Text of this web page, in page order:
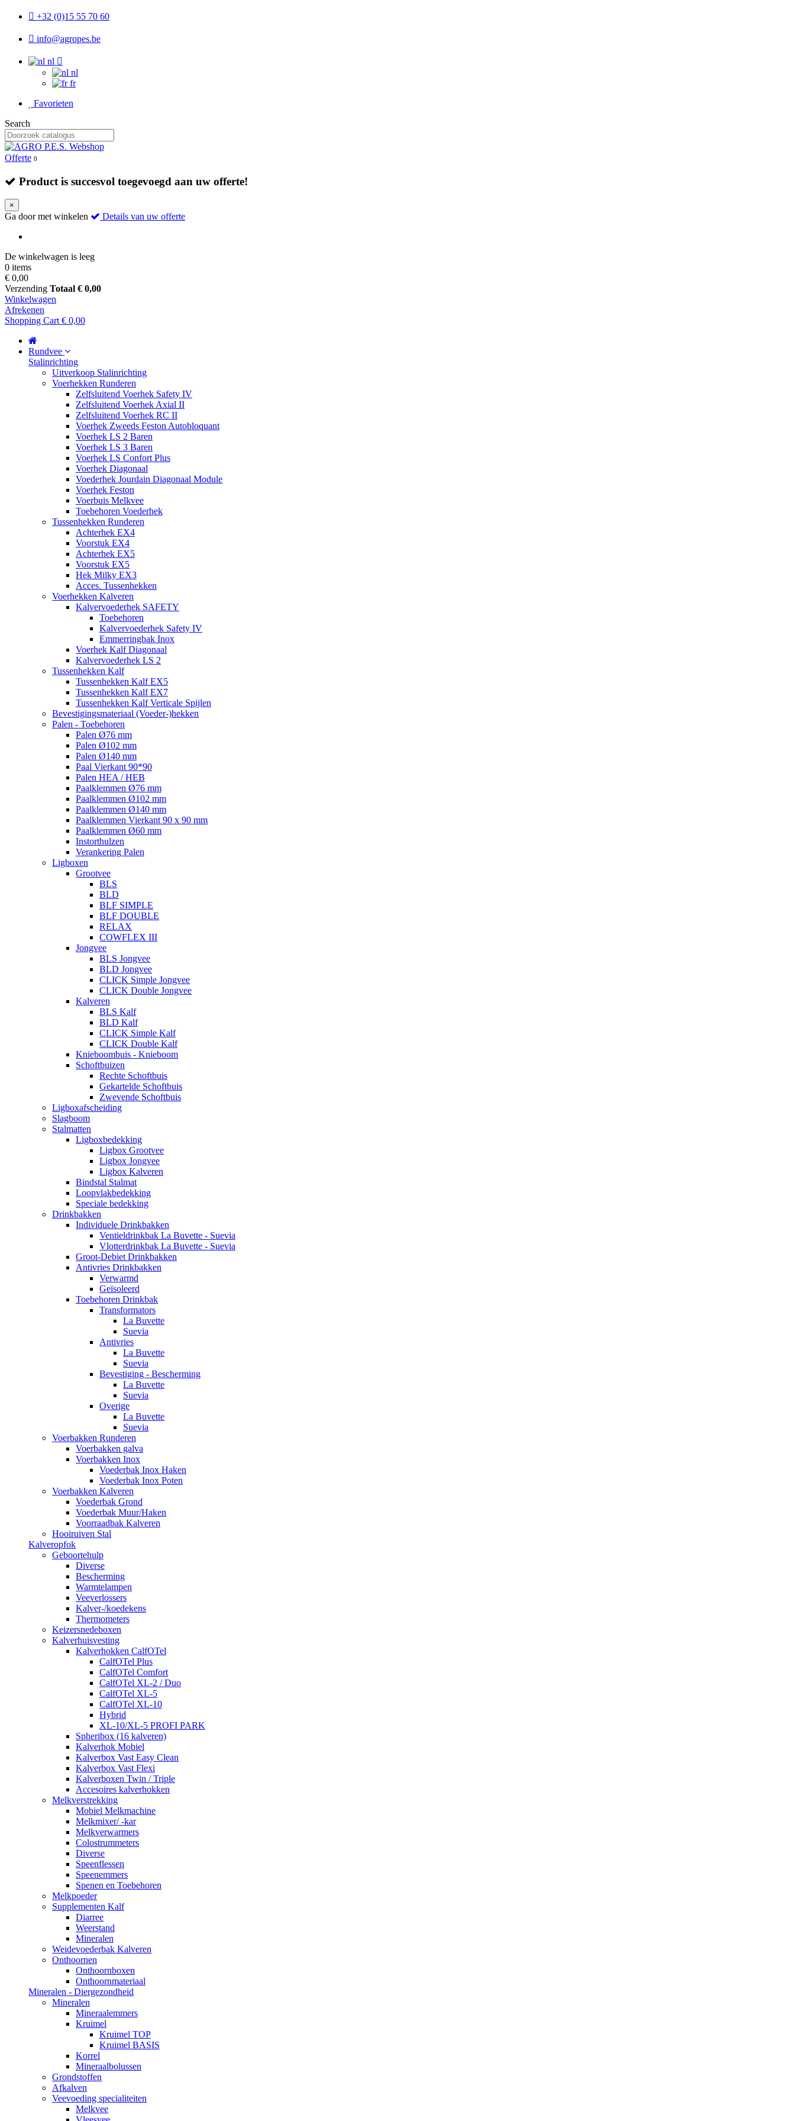
+32 (0)15 55 70 60
info@agropes.be
nl
nl
fr
Favorieten
Search
Offerte 0
Product is succesvol toegevoegd aan uw offerte!
×
Ga door met winkelen Details van uw offerte
De winkelwagen is leeg
0 items
€ 0,00
Verzending Totaal € 0,00
Winkelwagen
Afrekenen
Shopping Cart € 0,00
Rundvee
Stalinrichting
Uitverkoop Stalinrichting
Voerhekken Runderen
Zelfsluitend Voerhek Safety IV
Zelfsluitend Voerhek Axial II
Zelfsluitend Voerhek RC II
Voerhek Zweeds Feston Autobloquant
Voerhek LS 2 Baren
Voerhek LS 3 Baren
Voerhek LS Confort Plus
Voerhek Diagonaal
Voederhek Jourdain Diagonaal Module
Voerhek Feston
Voerbuis Melkvee
Toebehoren Voederhek
Tussenhekken Runderen
Achterhek EX4
Voorstuk EX4
Achterhek EX5
Voorstuk EX5
Hek Milky EX3
Acces. Tussenhekken
Voerhekken Kalveren
Kalvervoederhek SAFETY
Toebehoren
Kalvervoederhek Safety IV
Emmerringbak Inox
Voerhek Kalf Diagonaal
Kalvervoederhek LS 2
Tussenhekken Kalf
Tussenhekken Kalf EX5
Tussenhekken Kalf EX7
Tussenhekken Kalf Verticale Spijlen
Bevestigingsmateriaal (Voeder-)hekken
Palen - Toebehoren
Palen Ø76 mm
Palen Ø102 mm
Palen Ø140 mm
Paal Vierkant 90*90
Palen HEA / HEB
Paalklemmen Ø76 mm
Paalklemmen Ø102 mm
Paalklemmen Ø140 mm
Paalklemmen Vierkant 90 x 90 mm
Paalklemmen Ø60 mm
Instorthulzen
Verankering Palen
Ligboxen
Grootvee
BLS
BLD
BLF SIMPLE
BLF DOUBLE
RELAX
COWFLEX III
Jongvee
BLS Jongvee
BLD Jongvee
CLICK Simple Jongvee
CLICK Double Jongvee
Kalveren
BLS Kalf
BLD Kalf
CLICK Simple Kalf
CLICK Double Kalf
Knieboombuis - Knieboom
Schoftbuizen
Rechte Schoftbuis
Gekartelde Schoftbuis
Zwevende Schoftbuis
Ligboxafscheiding
Slagboom
Stalmatten
Ligboxbedekking
Ligbox Grootvee
Ligbox Jongvee
Ligbox Kalveren
Bindstal Stalmat
Loopvlakbedekking
Speciale bedekking
Drinkbakken
Individuele Drinkbakken
Ventieldrinkbak La Buvette - Suevia
Vlotterdrinkbak La Buvette - Suevia
Groot-Debiet Drinkbakken
Antivries Drinkbakken
Verwarmd
Geïsoleerd
Toebehoren Drinkbak
Transformators
La Buvette
Suevia
Antivries
La Buvette
Suevia
Bevestiging - Bescherming
La Buvette
Suevia
Overige
La Buvette
Suevia
Voerbakken Runderen
Voerbakken galva
Voerbakken Inox
Voederbak Inox Haken
Voederbak Inox Poten
Voerbakken Kalveren
Voederbak Grond
Voederbak Muur/Haken
Voorraadbak Kalveren
Hooiruiven Stal
Kalveropfok
Geboortehulp
Diverse
Bescherming
Warmtelampen
Veeverlossers
Kalver-/koedekens
Thermometers
Keizersnedeboxen
Kalverhuisvesting
Kalverhokken CalfOTel
CalfOTel Plus
CalfOTel Comfort
CalfOTel XL-2 / Duo
CalfOTel XL-5
CalfOTel XL-10
Hybrid
XL-10/XL-5 PROFI PARK
Spheribox (16 kalveren)
Kalverhok Mobiel
Kalverbox Vast Easy Clean
Kalverbox Vast Flexi
Kalverboxen Twin / Triple
Accesoires kalverhokken
Melkverstrekking
Mobiel Melkmachine
Melkmixer/ -kar
Melkverwarmers
Colostrummeters
Diverse
Speenflessen
Speenemmers
Spenen en Toebehoren
Melkpoeder
Supplementen Kalf
Diarree
Weerstand
Mineralen
Weidevoederbak Kalveren
Onthoornen
Onthoornboxen
Onthoornmateriaal
Mineralen - Diergezondheid
Mineralen
Mineraalemmers
Kruimel
Kruimel TOP
Kruimel BASIS
Korrel
Mineraalbolussen
Grondstoffen
Afkalven
Veevoeding specialiteiten
Melkvee